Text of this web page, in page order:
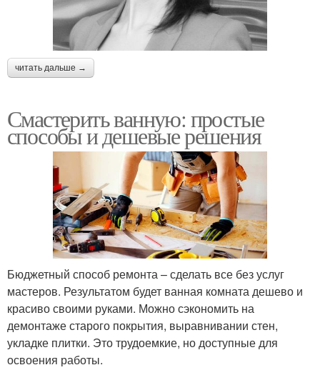
читать дальше →
Смастерить ванную: простые
способы и дешевые решения
Бюджетный способ ремонта – сделать все без услуг
мастеров. Результатом будет ванная комната дешево и
красиво своими руками. Можно сэкономить на
демонтаже старого покрытия, выравнивании стен,
укладке плитки. Это трудоемкие, но доступные для
освоения работы.